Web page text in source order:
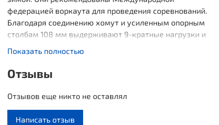
федерацией воркаута для проведения соревнований.
Благодаря соединению хомут и усиленным опорным
столбам 108 мм выдерживают 9-кратные нагрузки и
Показать полностью
Отзывы
Отзывов еще никто не оставлял
Написать отзыв